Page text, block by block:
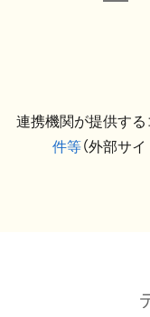
連携機関が提供する
件等（外部サ